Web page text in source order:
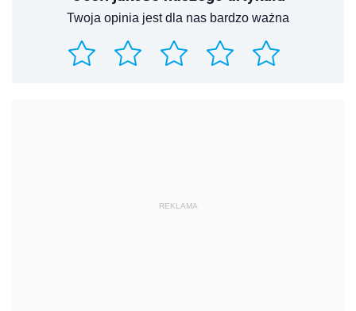
Twoja opinia jest dla nas bardzo ważna
REKLAMA